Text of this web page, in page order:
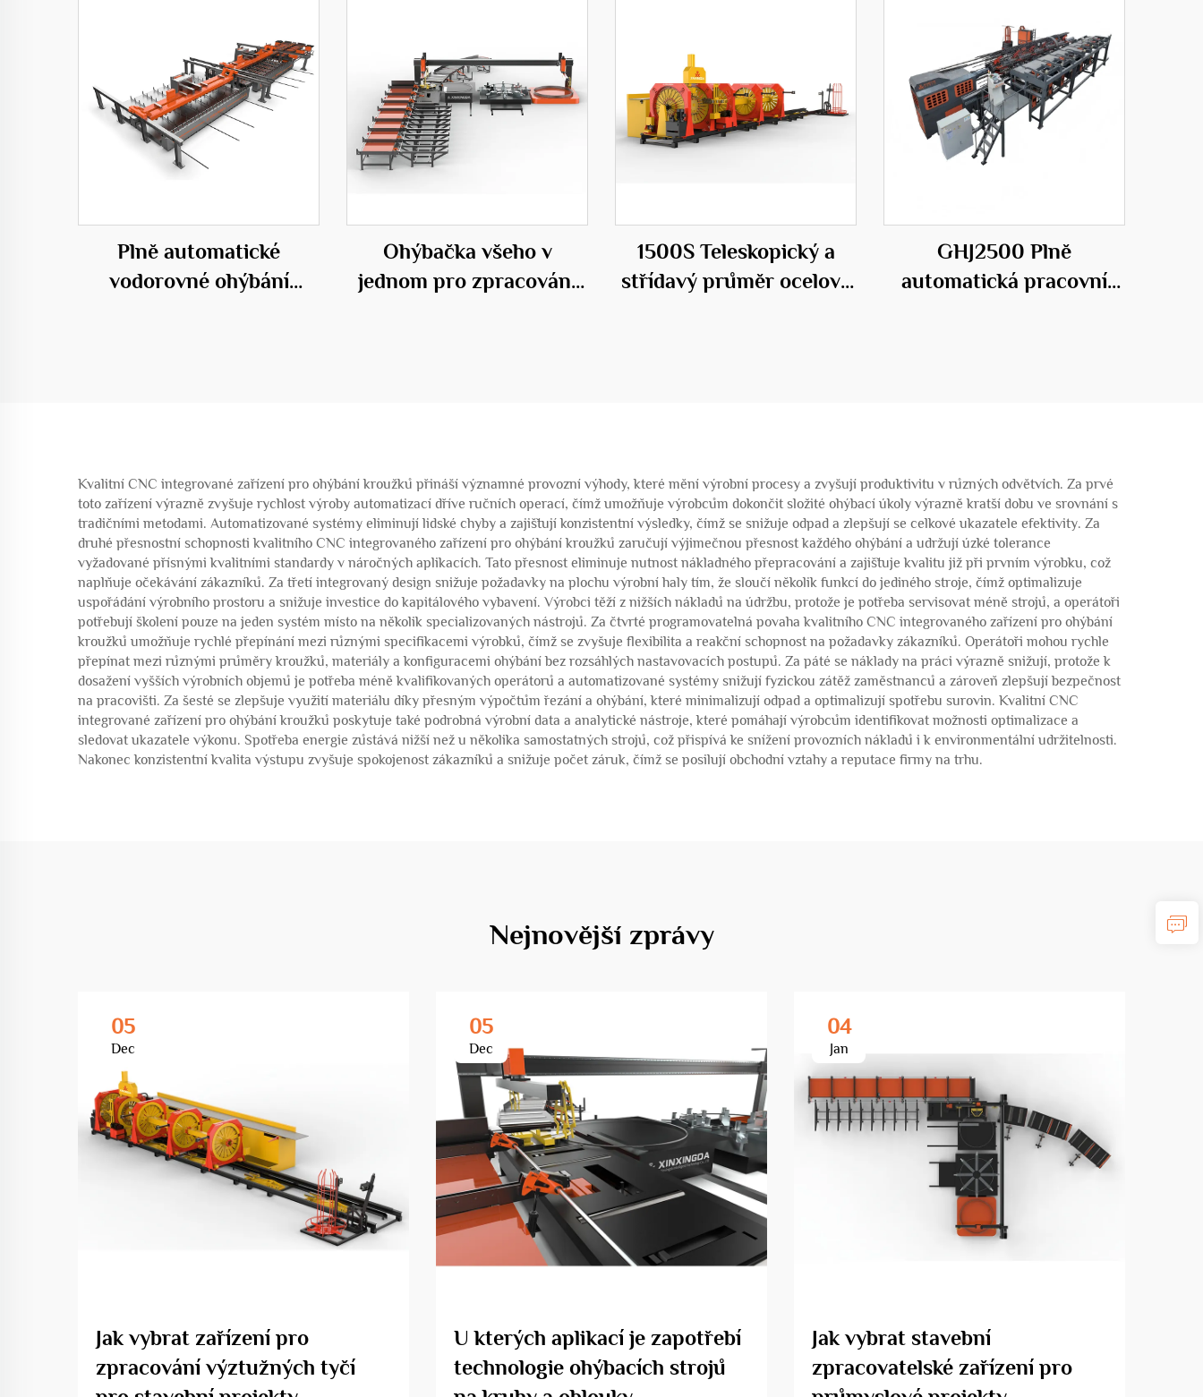
Plně automatické
vodorovné ohýbání
Ohýbačka všeho v
jednom pro zpracování
1500S Teleskopický a
střídavý průměr ocelové
GHJ2500 Plně
automatická pracovní
Kvalitní CNC integrované zařízení pro ohýbání kroužků přináší významné provozní výhody, které mění výrobní procesy a zvyšují produktivitu v různých odvětvích. Za prvé
toto zařízení výrazně zvyšuje rychlost výroby automatizací dříve ručních operací, čímž umožňuje výrobcům dokončit složité ohýbací úkoly výrazně kratší dobu ve srovnání s
tradičními metodami. Automatizované systémy eliminují lidské chyby a zajišťují konzistentní výsledky, čímž se snižuje odpad a zlepšují se celkové ukazatele efektivity. Za
druhé přesnostní schopnosti kvalitního CNC integrovaného zařízení pro ohýbání kroužků zaručují výjimečnou přesnost každého ohýbání a udržují úzké tolerance
vyžadované přísnými kvalitními standardy v náročných aplikacích. Tato přesnost eliminuje nutnost nákladného přepracování a zajišťuje kvalitu již při prvním výrobku, což
naplňuje očekávání zákazníků. Za třetí integrovaný design snižuje požadavky na plochu výrobní haly tím, že sloučí několik funkcí do jediného stroje, čímž optimalizuje
uspořádání výrobního prostoru a snižuje investice do kapitálového vybavení. Výrobci těží z nižších nákladů na údržbu, protože je potřeba servisovat méně strojů, a operátoři
potřebují školení pouze na jeden systém místo na několik specializovaných nástrojů. Za čtvrté programovatelná povaha kvalitního CNC integrovaného zařízení pro ohýbání
kroužků umožňuje rychlé přepínání mezi různými specifikacemi výrobků, čímž se zvyšuje flexibilita a reakční schopnost na požadavky zákazníků. Operátoři mohou rychle
přepínat mezi různými průměry kroužků, materiály a konfiguracemi ohýbání bez rozsáhlých nastavovacích postupů. Za páté se náklady na práci výrazně snižují, protože k
dosažení vyšších výrobních objemů je potřeba méně kvalifikovaných operátorů a automatizované systémy snižují fyzickou zátěž zaměstnanců a zároveň zlepšují bezpečnost
na pracovišti. Za šesté se zlepšuje využití materiálu díky přesným výpočtům řezání a ohýbání, které minimalizují odpad a optimalizují spotřebu surovin. Kvalitní CNC
integrované zařízení pro ohýbání kroužků poskytuje také podrobná výrobní data a analytické nástroje, které pomáhají výrobcům identifikovat možnosti optimalizace a
sledovat ukazatele výkonu. Spotřeba energie zůstává nižší než u několika samostatných strojů, což přispívá ke snížení provozních nákladů i k environmentální udržitelnosti.
Nakonec konzistentní kvalita výstupu zvyšuje spokojenost zákazníků a snižuje počet záruk, čímž se posilují obchodní vztahy a reputace firmy na trhu.
Nejnovější zprávy
05
Dec
Jak vybrat zařízení pro
zpracování výztužných tyčí
05
Dec
U kterých aplikací je zapotřebí
technologie ohýbacích strojů
04
Jan
Jak vybrat stavební
zpracovatelské zařízení pro